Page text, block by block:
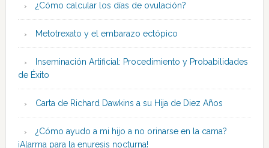
¿Cómo calcular los días de ovulación?
Metotrexato y el embarazo ectópico
Inseminación Artificial: Procedimiento y Probabilidades
de Éxito
Carta de Richard Dawkins a su Hija de Diez Años
¿Cómo ayudo a mi hijo a no orinarse en la cama?
¡Alarma para la enuresis nocturna!